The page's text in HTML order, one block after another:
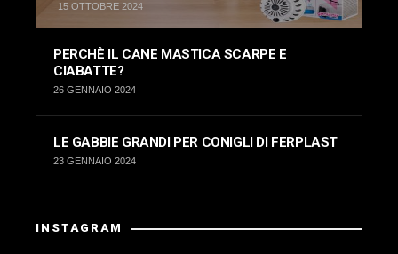
15 OTTOBRE 2024
PERCHÈ IL CANE MASTICA SCARPE E
CIABATTE?
26 GENNAIO 2024
LE GABBIE GRANDI PER CONIGLI DI FERPLAST
23 GENNAIO 2024
INSTAGRAM